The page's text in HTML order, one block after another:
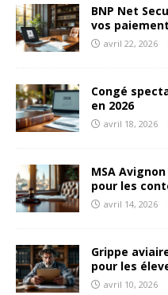
BNP Net
vos
avril 22, 2026
Congé
en 2026
avril 18, 2026
MSA
pour les
avril 14, 2026
Grippe
pour les
avril 10, 2026